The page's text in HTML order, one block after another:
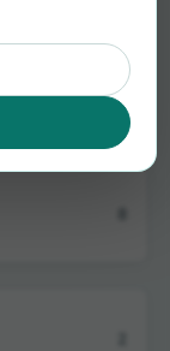
63